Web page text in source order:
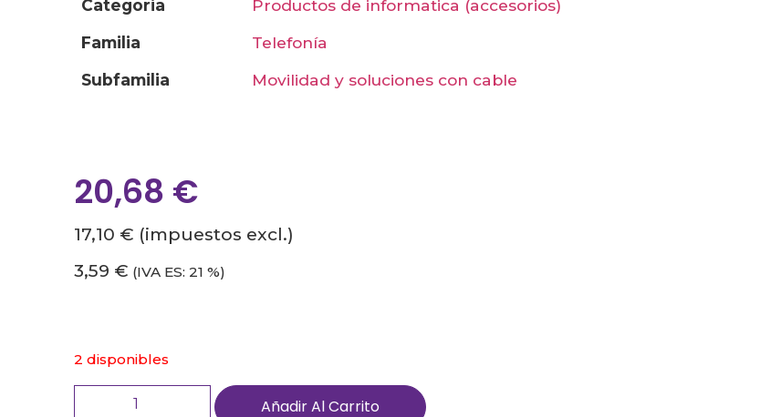
categoria
productos de informatica (accesorios)
familia
telefonía
subfamilia
movilidad y soluciones con cable
20,68 €
17,10 € (impuestos excl.)
3,59 € (IVA ES: 21 %)
2 disponibles
Añadir Al Carrito